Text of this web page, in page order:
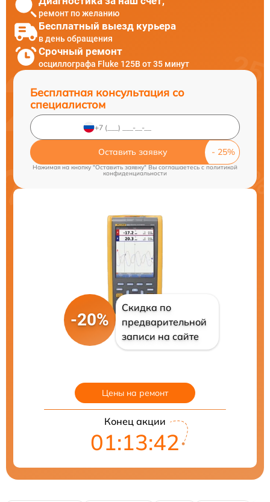
ремонт по желанию
Бесплатный выезд курьера
в день обращения
Срочный ремонт
осциллографа Fluke 125B от 35 минут
Бесплатная консультация со
специалистом
Оставить заявку
Нажимая на кнопку "Оставить заявку" Вы соглашаетесь cполитикой
конфиденциальности
-20%
Скидка по
предварительной
записи на сайте
Цены на ремонт
Конец акции
01:13:41